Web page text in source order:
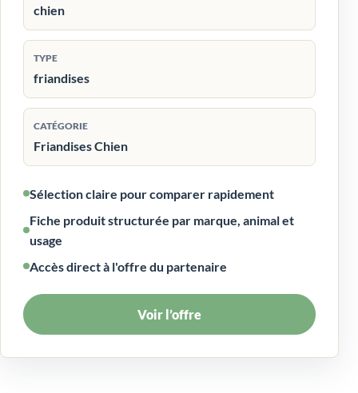
chien
TYPE
friandises
CATÉGORIE
Friandises Chien
Sélection claire pour comparer rapidement
Fiche produit structurée par marque, animal et
usage
Accès direct à l'offre du partenaire
Voir l’offre